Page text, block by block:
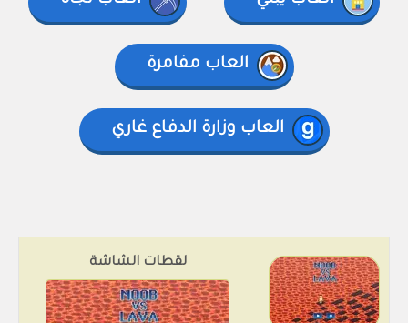
العاب مفامرة
العاب وزارة الدفاع غاري
لقطات الشاشة